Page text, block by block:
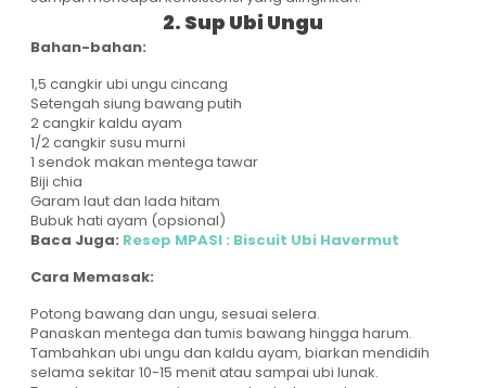
2. Sup Ubi Ungu
Bahan-bahan:
1,5 cangkir ubi ungu cincang
Setengah siung bawang putih
2 cangkir kaldu ayam
1/2 cangkir susu murni
1 sendok makan mentega tawar
Biji chia
Garam laut dan lada hitam
Bubuk hati ayam (opsional)
Baca Juga: Resep MPASI : Biscuit Ubi Havermut
Cara Memasak:
Potong bawang dan ungu, sesuai selera.
Panaskan mentega dan tumis bawang hingga harum.
Tambahkan ubi ungu dan kaldu ayam, biarkan mendidih
selama sekitar 10-15 menit atau sampai ubi lunak.